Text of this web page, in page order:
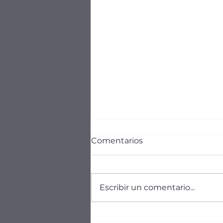
Comentarios
Escribir un comentario...